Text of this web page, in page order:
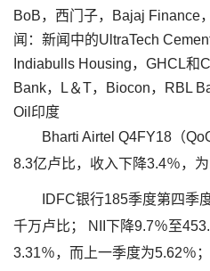
BoB，西门子，Bajaj Finance
闻：新闻中的UltraTech
Indiabulls Housing，GHCL和
Bank，L＆T，Biocon，RBL
Oil印度
Bharti Airtel Q4FY18（
8.3亿卢比，收入下降3.4％，
IDFC银行185季度第四季
千万卢比； NII下降9.7％至
3.31％，而上一季度为5.62％